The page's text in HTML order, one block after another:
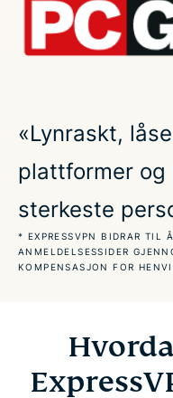
Bruk et VPN for de
Få en fordel med et
Ofte stilte spørsmål:
Prøv det risikofrie
«Lynraskt,
plattformer og
sterkeste
* EXPRESSVPN BIDRAR TIL
ANMELDELSESSIDER
KOMPENSASJON FOR